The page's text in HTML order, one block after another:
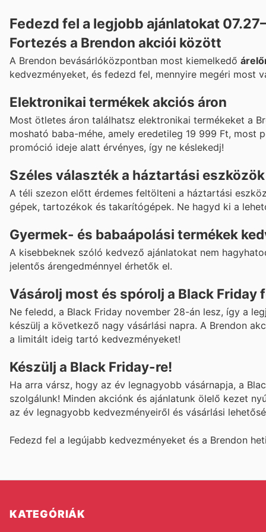
Fedezd fel a legjobb ajánlatokat
Fortezés a Brendon akciói között
A Brendon bevásárlóközpontban most kiemelkedő
kedvezményeket, és fedezd fel, mennyire megéri most
Elektronikai termékek akciós áron
Most ötletes áron találhatsz elektronikai termékeket a
mosható baba-méhe, amely eredetileg 19 999 Ft, most
promóció ideje alatt érvényes, így ne késlekedj!
Széles választék a háztartási
A téli szezon előtt érdemes feltölteni a háztartási
gépek, tartozékok és takarítógépek. Ne hagyd ki a
Gyermek- és babaápolási termékek
A kisebbeknek szóló kedvező ajánlatokat nem
jelentős árengedménnyel érhetők el.
Vásárolj most és spórolj a Black Friday
Ne feledd, a Black Friday november 28-án lesz, így a
készülj a következő nagy vásárlási napra. A Brendon
a limitált ideig tartó kedvezményeket!
Készülj a Black Friday-re!
Ha arra vársz, hogy az év legnagyobb vásárnapja, a
szolgálunk! Minden akciónk és ajánlatunk ölelő kezet
az év legnagyobb kedvezményeiről és vásárlási
Fedezd fel a legújabb kedvezményeket és a Brendon
KATEGÓRIÁK